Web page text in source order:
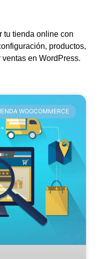
tu tienda online con
productos,
en WordPress.
WOOCOMMERCE